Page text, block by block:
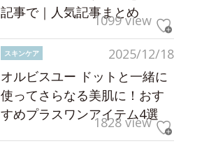
記事で｜人気記事まとめ
1099 view
2025/12/18
スキンケア
オルビスユー ドットと一緒に
使ってさらなる美肌に！おす
すめプラスワンアイテム4選
1828 view